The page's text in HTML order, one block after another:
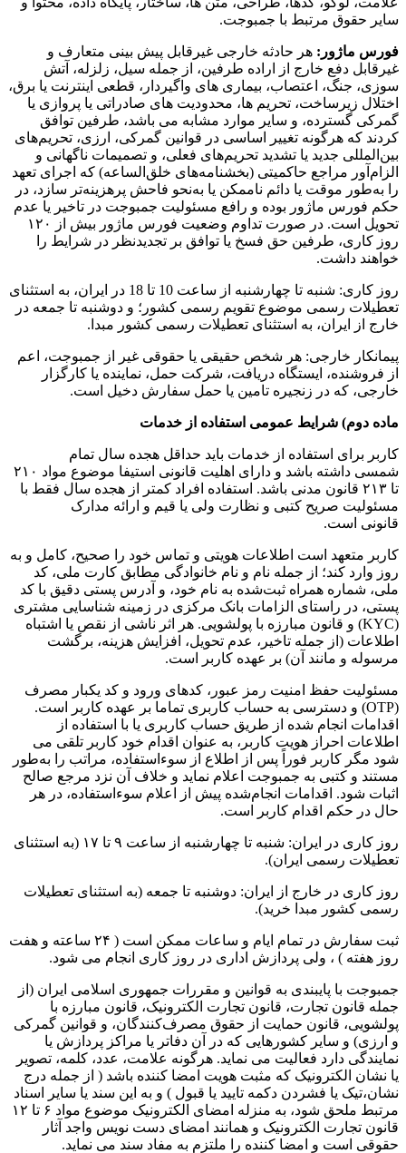
سایر حقوق مرتبط با جمبوجت.
فورس ماژور: هر حادثه خارجی غیرقابل پیش بینی متعارف و
غیرقابل دفع خارج از اراده طرفین، از جمله سیل، زلزله، آتش
سوزی، جنگ، اعتصاب، بیماری های واگیردار، قطعی اینترنت یا برق،
اختلال زیرساخت، تحریم ها، محدودیت های صادراتی یا پروازی یا
گمرکی گسترده، و سایر موارد مشابه می باشد، طرفین توافق
کردند که هرگونه تغییر اساسی در قوانین گمرکی، ارزی، تحریم‌های
بین‌المللی جدید یا تشدید تحریم‌های فعلی، و تصمیمات ناگهانی و
الزام‌آور مراجع حاکمیتی (بخشنامه‌های خلق‌الساعه) که اجرای تعهد
را به‌طور موقت یا دائم ناممکن یا به‌نحو فاحش پرهزینه‌تر سازد، در
حکم فورس ماژور بوده و رافع مسئولیت جمبوجت در تاخیر یا عدم
تحویل است. در صورت تداوم وضعیت فورس ماژور بیش از ۱۲۰
روز کاری، طرفین حق فسخ یا توافق بر تجدیدنظر در شرایط را
خواهند داشت.
روز کاری: شنبه تا چهارشنبه از ساعت 10 تا 18 در ایران، به استثنای
تعطیلات رسمی موضوع تقویم رسمی کشور؛ و دوشنبه تا جمعه در
خارج از ایران، به استثنای تعطیلات رسمی کشور مبدا.
پیمانکار خارجی: هر شخص حقیقی یا حقوقی غیر از جمبوجت، اعم
از فروشنده، ایستگاه دریافت، شرکت حمل، نماینده یا کارگزار
خارجی، که در زنجیره تامین یا حمل سفارش دخیل است.
ماده دوم) شرایط عمومی استفاده از خدمات
کاربر برای استفاده از خدمات باید حداقل هجده سال تمام
شمسی داشته باشد و دارای اهلیت قانونی استیفا موضوع مواد ۲۱۰
تا ۲۱۳ قانون مدنی باشد. استفاده افراد کمتر از هجده سال فقط با
مسئولیت صریح کتبی و نظارت ولی یا قیم و ارائه مدارک
قانونی است.
کاربر متعهد است اطلاعات هویتی و تماس خود را صحیح، کامل و به
روز وارد کند؛ از جمله نام و نام خانوادگی مطابق کارت ملی، کد
ملی، شماره همراه ثبت‌شده به نام خود، و آدرس پستی دقیق با کد
پستی، در راستای الزامات بانک مرکزی در زمینه شناسایی مشتری
(KYC) و قانون مبارزه با پولشویی. هر اثر ناشی از نقص یا اشتباه
اطلاعات (از جمله تاخیر، عدم تحویل، افزایش هزینه، برگشت
مرسوله و مانند آن) بر عهده کاربر است.
مسئولیت حفظ امنیت رمز عبور، کدهای ورود و کد یکبار مصرف
(OTP) و دسترسی به حساب کاربری تماما بر عهده کاربر است.
اقدامات انجام شده از طریق حساب کاربری یا با استفاده از
اطلاعات احراز هویت کاربر، به عنوان اقدام خود کاربر تلقی می
شود مگر کاربر فوراً پس از اطلاع از سوءاستفاده، مراتب را به‌طور
مستند و کتبی به جمبوجت اعلام نماید و خلاف آن نزد مرجع صالح
اثبات شود. اقدامات انجام‌شده پیش از اعلام سوءاستفاده، در هر
حال در حکم اقدام کاربر است.
روز کاری در ایران: شنبه تا چهارشنبه از ساعت ۹ تا ۱۷ (به استثنای
تعطیلات رسمی ایران).
روز کاری در خارج از ایران: دوشنبه تا جمعه (به استثنای تعطیلات
رسمی کشور مبدا خرید).
ثبت سفارش در تمام ایام و ساعات ممکن است ( ۲۴ ساعته و هفت
روز هفته ) ، ولی پردازش اداری در روز کاری انجام می شود.
جمبوجت با پایبندی به قوانین و مقررات جمهوری اسلامی ایران (از
جمله قانون تجارت، قانون تجارت الکترونیک، قانون مبارزه با
پولشویی، قانون حمایت از حقوق مصرف‌کنندگان، و قوانین گمرکی
و ارزی) و سایر کشورهایی که در آن دفاتر یا مراکز پردازش یا
نمایندگی دارد فعالیت می نماید. هرگونه علامت، عدد، کلمه، تصویر
یا نشان الکترونیک که مثبت هویت امضا کننده باشد ( از جمله درج
نشان،تیک یا فشردن دکمه تایید یا قبول ) و به این سند یا سایر اسناد
مرتبط ملحق شود، به منزله امضای الکترونیک موضوع مواد ۶ تا ۱۲
قانون تجارت الکترونیک و همانند امضای دست نویس واجد آثار
حقوقی است و امضا کننده را ملتزم به مفاد سند می نماید.